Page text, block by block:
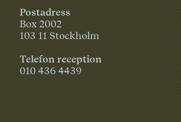
Postadress
Box 2002
103 11 Stockholm
Telefon reception
010 436 4439